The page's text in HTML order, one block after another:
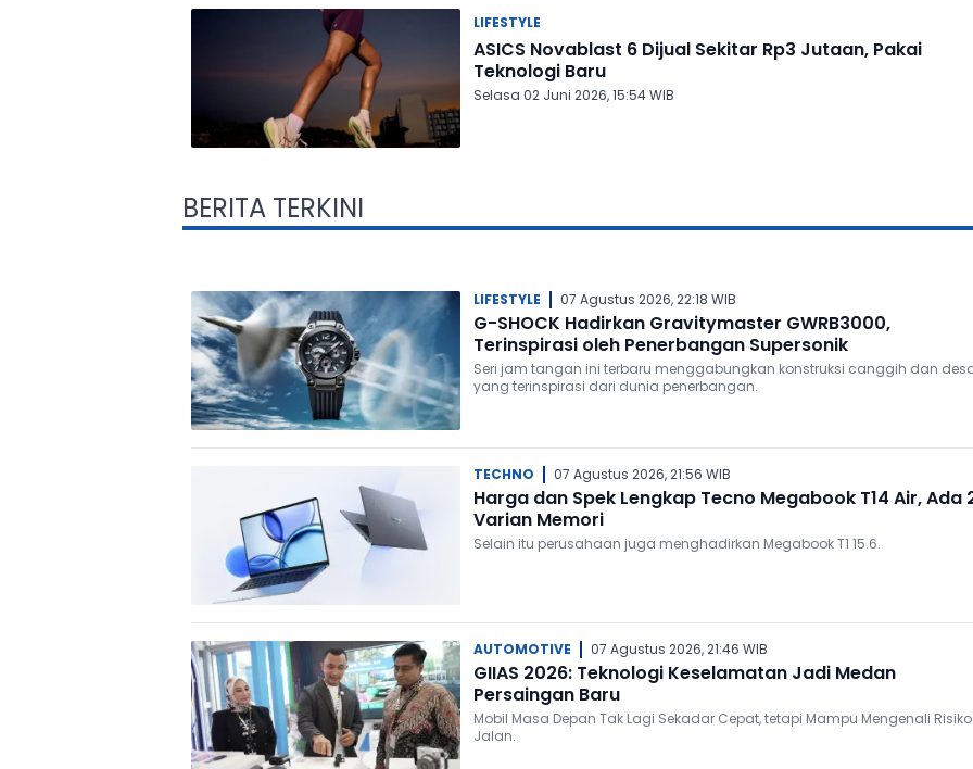
LIFESTYLE
ASICS Novablast 6 Dijual Sekitar Rp3 Jutaan, Pakai
Teknologi Baru
Selasa 02 Juni 2026, 15:54 WIB
BERITA TERKINI
LIFESTYLE 07 Agustus 2026, 22:18 WIB
G-SHOCK Hadirkan Gravitymaster GWRB3000,
Terinspirasi oleh Penerbangan Supersonik
Seri jam tangan ini terbaru menggabungkan konstruksi canggih dan
yang terinspirasi dari dunia penerbangan.
TECHNO 07 Agustus 2026, 21:56 WIB
Harga dan Spek Lengkap Tecno Megabook T14 Air, Ada
Varian Memori
Selain itu perusahaan juga menghadirkan Megabook T1 15.6.
AUTOMOTIVE 07 Agustus 2026, 21:46 WIB
GIIAS 2026: Teknologi Keselamatan Jadi Medan
Persaingan Baru
Mobil Masa Depan Tak Lagi Sekadar Cepat, tetapi Mampu Mengenali
Jalan.